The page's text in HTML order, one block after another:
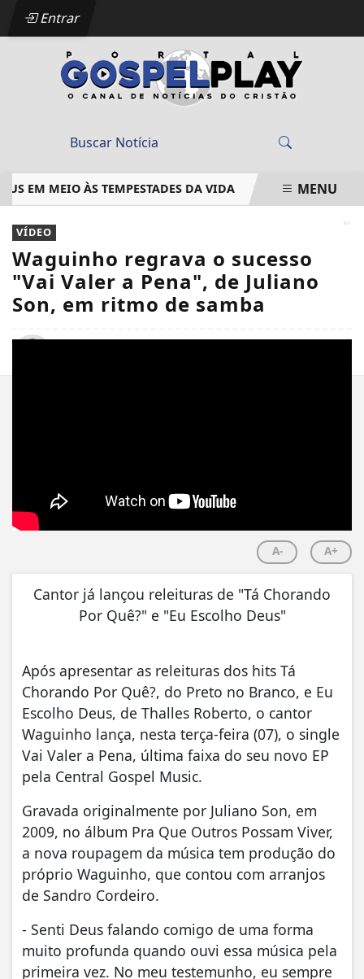
Entrar
EM MEIO ÀS TEMPESTADES DA VIDA COM O RAP
EM ALTA
MENU
VÍDEO
Waguinho regrava o sucesso
"Vai Valer a Pena", de Juliano
Son, em ritmo de samba
A- A+
Cantor já lançou releituras de "Tá Chorando
Por Quê?" e "Eu Escolho Deus"
Após apresentar as releituras dos hits Tá
Chorando Por Quê?, do Preto no Branco, e Eu
Escolho Deus, de Thalles Roberto, o cantor
Waguinho lança, nesta terça-feira (07), o single
Vai Valer a Pena, última faixa do seu novo EP
pela Central Gospel Music.
Gravada originalmente por Juliano Son, em
2009, no álbum Pra Que Outros Possam Viver,
a nova roupagem da música tem produção do
próprio Waguinho, que contou com arranjos
de Sandro Cordeiro.
- Senti Deus falando comigo de uma forma
muito profunda quando ouvi essa música pela
primeira vez. No meu testemunho, eu sempre